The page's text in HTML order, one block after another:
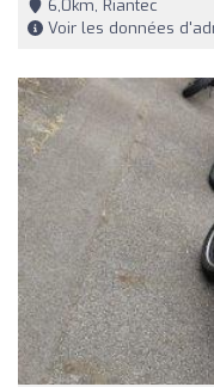
6,0km, Riantec
Voir les données